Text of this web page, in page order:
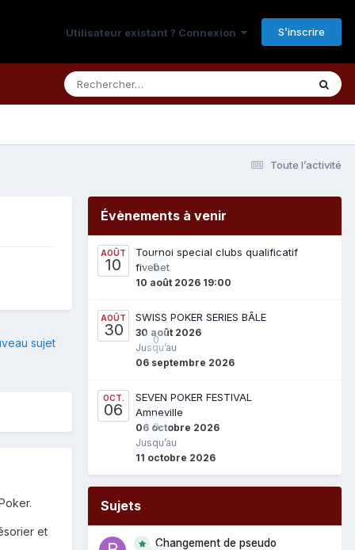
Utilisateur existant ? Connexion S’inscrire
Toute l’activité
sujet
et
Évènements à venir
AOÛT
10 0
Tournoi special clubs qualificatif
fivebet
10 août 2026 19:00
AOÛT
30
0
SWISS POKER SERIES BÂLE
30 août 2026
Jusqu’au
06 septembre 2026
OCT.
06
0
SEVEN POKER FESTIVAL
Amneville
06 octobre 2026
Jusqu’au
11 octobre 2026
Sujets
Changement de pseudo